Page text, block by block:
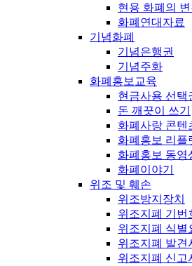
현용 화폐의 변
화폐연대자료
기념화폐
기념은행권
기념주화
화폐홍보교육
현금사용 선택
돈 깨끗이 쓰기
화폐사랑 콘텐
화폐홍보 리플
화폐홍보 동영
화폐이야기
위조 및 훼손
위조방지장치
위조지폐 기번
위조지폐 식별
위조지폐 발견
위조지폐 신고